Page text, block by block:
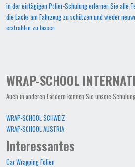
in der eintägigen Polier-Schulung erlernen Sie alle
die Lacke am Fahrzeug zu schützen und wieder
erstrahlen zu lassen
WRAP-SCHOOL
Auch in anderen Ländern können Sie unsere
WRAP-SCHOOL SCHWEIZ
WRAP-SCHOOL AUSTRIA
Interessantes
Car Wrapping Folien